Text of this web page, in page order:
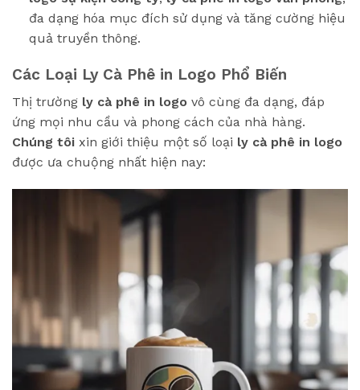
đa dạng hóa mục đích sử dụng và tăng cường hiệu
quả truyền thông.
Các Loại Ly Cà Phê in Logo Phổ Biến
Thị trường ly cà phê in logo vô cùng đa dạng, đáp
ứng mọi nhu cầu và phong cách của nhà hàng.
Chúng tôi xin giới thiệu một số loại ly cà phê in logo
được ưa chuộng nhất hiện nay: